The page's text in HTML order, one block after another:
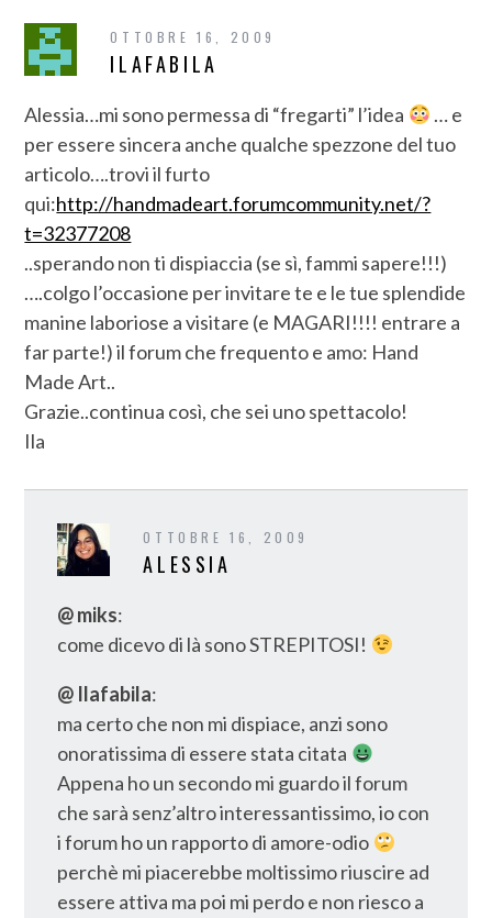
OTTOBRE 16, 2009
ILAFABILA
Alessia…mi sono permessa di “fregarti” l’idea
… e
per essere sincera anche qualche spezzone del tuo
articolo….trovi il furto
qui:http://handmadeart.forumcommunity.net/?
t=32377208
..sperando non ti dispiaccia (se sì, fammi sapere!!!)
….colgo l’occasione per invitare te e le tue splendide
manine laboriose a visitare (e MAGARI!!!! entrare a
far parte!) il forum che frequento e amo: Hand
Made Art..
Grazie..continua così, che sei uno spettacolo!
Ila
OTTOBRE 16, 2009
ALESSIA
@ miks:
come dicevo di là sono STREPITOSI!
@ Ilafabila:
ma certo che non mi dispiace, anzi sono
onoratissima di essere stata citata
Appena ho un secondo mi guardo il forum
che sarà senz’altro interessantissimo, io con
i forum ho un rapporto di amore-odio
perchè mi piacerebbe moltissimo riuscire ad
essere attiva ma poi mi perdo e non riesco a